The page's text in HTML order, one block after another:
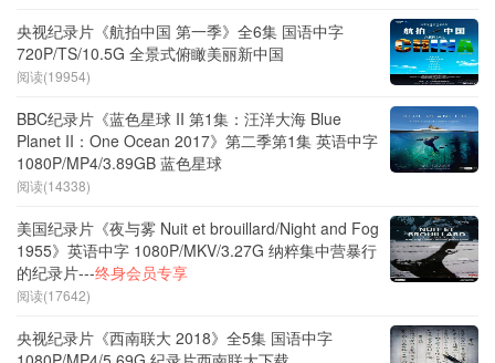
央视纪录片《航拍中国 第一季》全6集 国语中字
720P/TS/10.5G 全景式俯瞰美丽新中国
阅读(19954)
BBC纪录片《蓝色星球 II 第1集：汪洋大海 Blue
Planet II：One Ocean 2017》第二季第1集 英语中字
1080P/MP4/3.89GB 蓝色星球
阅读(14338)
美国纪录片《夜与雾 Nuit et brouillard/Night and Fog
1955》英语中字 1080P/MKV/3.27G 纳粹集中营暴行
的纪录片---终身会员专享
阅读(17642)
央视纪录片《西南联大 2018》全5集 国语中字